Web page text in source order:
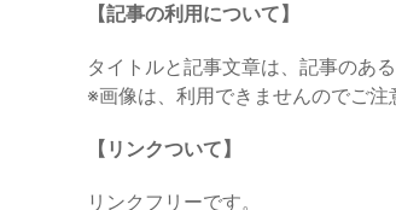
【記事の利用について】
タイトルと記事文章は、記事のあ
※画像は、利用できませんのでご注
【リンクついて】
リンクフリーです。